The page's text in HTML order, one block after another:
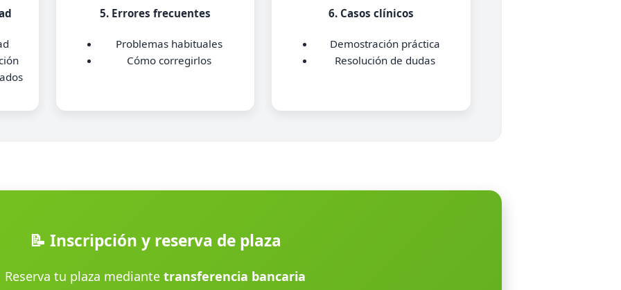
5. Errores frecuentes
Problemas habituales
Cómo corregirlos
6. Casos clínicos
Demostración práctica
Resolución de dudas
📝 Inscripción y reserva de plaza
Reserva tu plaza mediante transferencia bancaria